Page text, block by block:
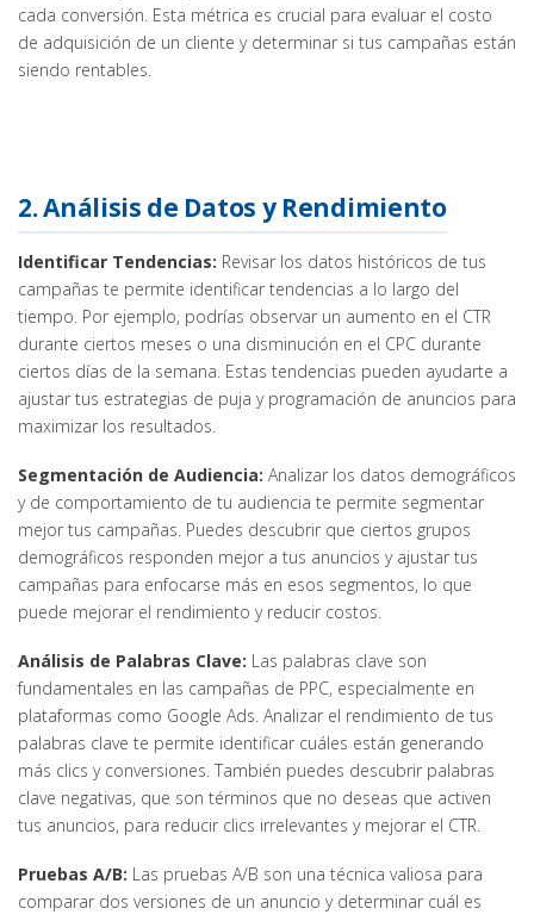
cada conversión. Esta métrica es crucial para evaluar el costo
de adquisición de un cliente y determinar si tus campañas están
siendo rentables.
2. Análisis de Datos y Rendimiento
Identificar Tendencias: Revisar los datos históricos de tus
campañas te permite identificar tendencias a lo largo del
tiempo. Por ejemplo, podrías observar un aumento en el CTR
durante ciertos meses o una disminución en el CPC durante
ciertos días de la semana. Estas tendencias pueden ayudarte a
ajustar tus estrategias de puja y programación de anuncios para
maximizar los resultados.
Segmentación de Audiencia: Analizar los datos demográficos
y de comportamiento de tu audiencia te permite segmentar
mejor tus campañas. Puedes descubrir que ciertos grupos
demográficos responden mejor a tus anuncios y ajustar tus
campañas para enfocarse más en esos segmentos, lo que
puede mejorar el rendimiento y reducir costos.
Análisis de Palabras Clave: Las palabras clave son
fundamentales en las campañas de PPC, especialmente en
plataformas como Google Ads. Analizar el rendimiento de tus
palabras clave te permite identificar cuáles están generando
más clics y conversiones. También puedes descubrir palabras
clave negativas, que son términos que no deseas que activen
tus anuncios, para reducir clics irrelevantes y mejorar el CTR.
Pruebas A/B: Las pruebas A/B son una técnica valiosa para
comparar dos versiones de un anuncio y determinar cuál es